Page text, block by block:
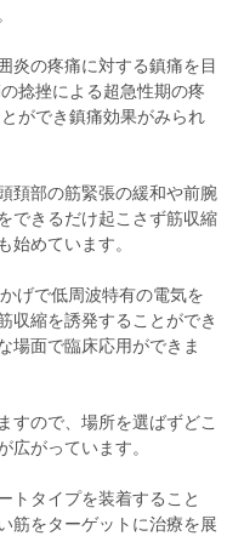
炎の疼痛に対する鎮痛を目
捻挫による超急性期の疼
ができ鎮痛効果がみられ
頚部の筋緊張の緩和や前腕
できるだけ起こさず筋収縮
始めています。
げで低周波特有の電気を
収縮を誘発することができ
場面で臨床応用ができま
すので、場所を選ばずどこ
広がっています。
トタイプを装着すること
筋をターゲットに治療を展